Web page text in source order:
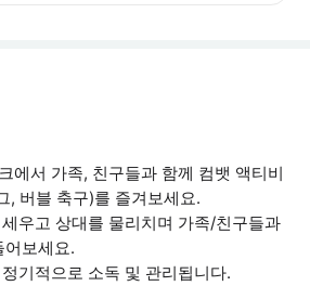
에서 가족, 친구들과 함께 컴뱃 액티비
, 버블 축구)를 즐겨보세요.
우고 상대를 물리치며 가족/친구들과
어보세요.
기적으로 소독 및 관리됩니다.